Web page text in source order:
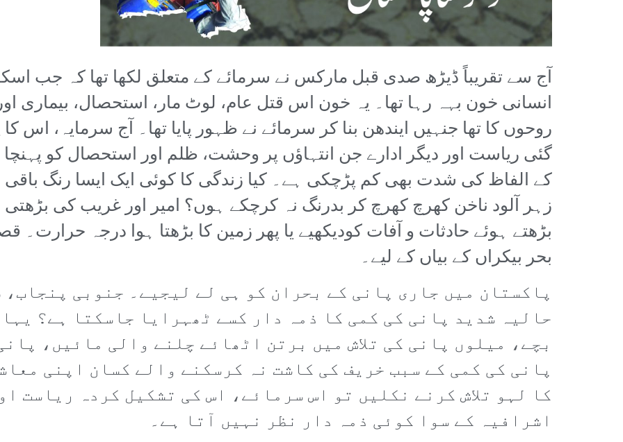
آج سے تقریباً ڈیڑھ صدی قبل مارکس نے سرمائے کے متعلق لکھا تھا کہ جب
انسانی خون بہہ رہا تھا۔ یہ خون اس قتل عام، لوٹ مار، استحصال، بیماری
روحوں کا تھا جنہیں ایندھن بنا کر سرمائے نے ظہور پایا تھا۔ آج سرمایہ، اس
گئی ریاست اور دیگر ادارے جن انتہاؤں پر وحشت، ظلم اور استحصال کو
کے الفاظ کی شدت بھی کم پڑچکی ہے۔ کیا زندگی کا کوئی ایک ایسا رنگ
زہر آلود ناخن کھرچ کھرچ کر بدرنگ نہ کرچکے ہوں؟ امیر اور غریب کی بڑھتی
بڑھتے ہوئے حادثات و آفات کودیکھیے یا پھر زمین کا بڑھتا ہوا درجہ
بحر بیکراں کے بیاں کے لیے۔
پاکستان میں جاری پانی کے بحران کو ہی لے لیجیے۔ جنوبی
حالیہ شدید پانی کی کمی کا ذمہ دار کسے ٹھہرایا جاسکتا ہے؟
بچے، میلوں پانی کی تلاش میں برتن اٹھائے چلنے والی مائیں،
پانی کی کمی کے سبب خریف کی کاشت نہ کرسکنے والے کسان اپنی
کا لہو تلاش کرنے نکلیں تو اس سرمائے، اس کی تشکیل کردہ ریاست
اشرافیہ کے سوا کوئی ذمہ دار نظر نہیں آتا ہے۔